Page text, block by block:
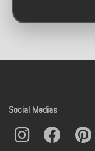
Social Medias